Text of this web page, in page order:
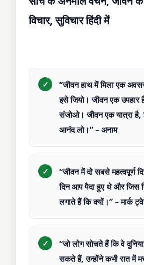
विचार, सुविचार हिंदी में
“जीवन हाथ में मिला एक
इसे जियो। जीवन एक उपहार
संजोओ। जीवन एक यात्रा है,
आनंद लो।” – अनाम
“जीवन में दो सबसे महत्वपूर्ण
दिन आप पैदा हुए थे और जिस
लगाते हैं कि क्यों।” – मार्क
“जो लोग सोचते हैं कि वे
सकते हैं, उन्होंने कभी रात में